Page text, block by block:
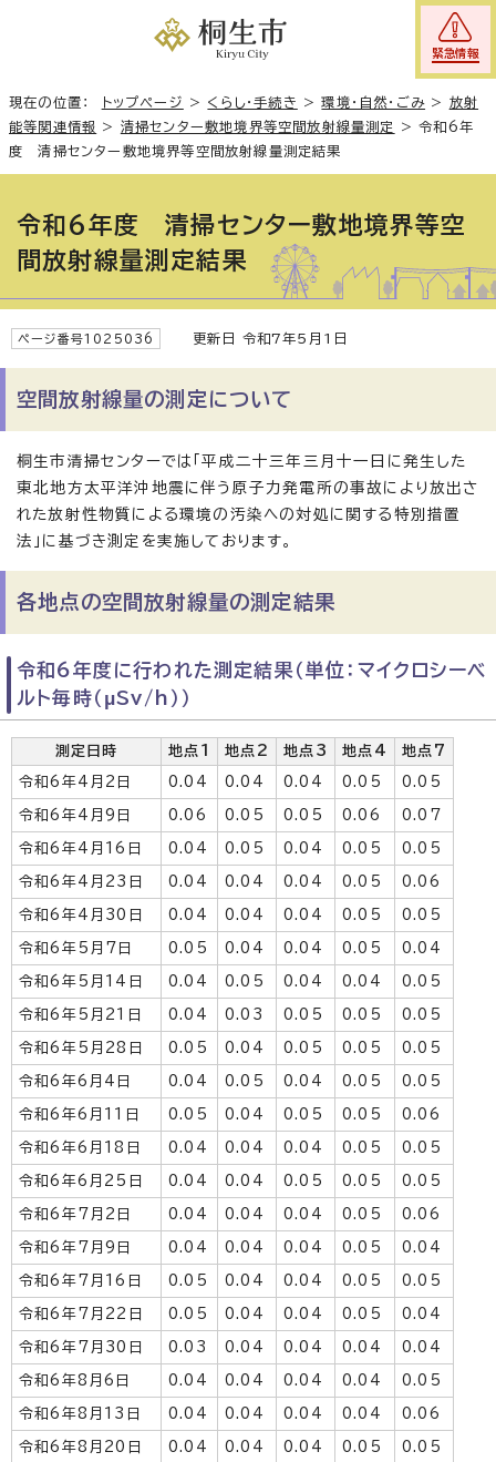
緊急情報
現在の位置： トップページ > くらし・手続き >環境・自然・ごみ > 放射
能等関連情報 > 清掃センター敷地境界等空間放射線量測定 >令和6年
度 清掃センター敷地境界等空間放射線量測定結果
令和6年度 清掃センター敷地境界等空
間放射線量測定結果
ページ番号1025036 更新日 令和7年5月1日
空間放射線量の測定について
桐生市清掃センターでは「平成二十三年三月十一日に発生した
東北地方太平洋沖地震に伴う原子力発電所の事故により放出さ
れた放射性物質による環境の汚染への対処に関する特別措置
法」に基づき測定を実施しております。
各地点の空間放射線量の測定結果
令和6年度に行われた測定結果（単位：マイクロシーベ
ルト毎時（μSv/h））
測定日時 地点1 地点2 地点3 地点4 地点7
令和6年4月2日 0.04 0.04 0.04 0.05 0.05
令和6年4月9日 0.06 0.05 0.05 0.06 0.07
令和6年4月16日 0.04 0.05 0.04 0.05 0.05
令和6年4月23日 0.04 0.04 0.04 0.05 0.06
令和6年4月30日 0.04 0.04 0.04 0.05 0.05
令和6年5月7日 0.05 0.04 0.04 0.05 0.04
令和6年5月14日 0.04 0.05 0.04 0.04 0.05
令和6年5月21日 0.04 0.03 0.05 0.05 0.05
令和6年5月28日 0.05 0.04 0.05 0.05 0.05
令和6年6月4日 0.04 0.05 0.04 0.05 0.05
令和6年6月11日 0.05 0.04 0.05 0.05 0.06
令和6年6月18日 0.04 0.04 0.04 0.05 0.05
令和6年6月25日 0.04 0.04 0.05 0.05 0.05
令和6年7月2日 0.04 0.04 0.04 0.05 0.06
令和6年7月9日 0.04 0.04 0.04 0.05 0.04
令和6年7月16日 0.05 0.04 0.04 0.05 0.05
令和6年7月22日 0.05 0.04 0.04 0.05 0.04
令和6年7月30日 0.03 0.04 0.04 0.04 0.04
令和6年8月6日 0.04 0.04 0.04 0.04 0.05
令和6年8月13日 0.04 0.04 0.04 0.04 0.06
令和6年8月20日 0.04 0.04 0.04 0.05 0.05